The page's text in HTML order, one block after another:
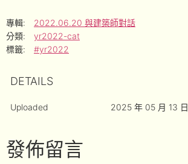
專輯:
2022.06.20 與建築師對話
分類:
yr2022-cat
標籤:
#yr2022
DETAILS
Uploaded 2025 年 05 月 13 日
發佈留言